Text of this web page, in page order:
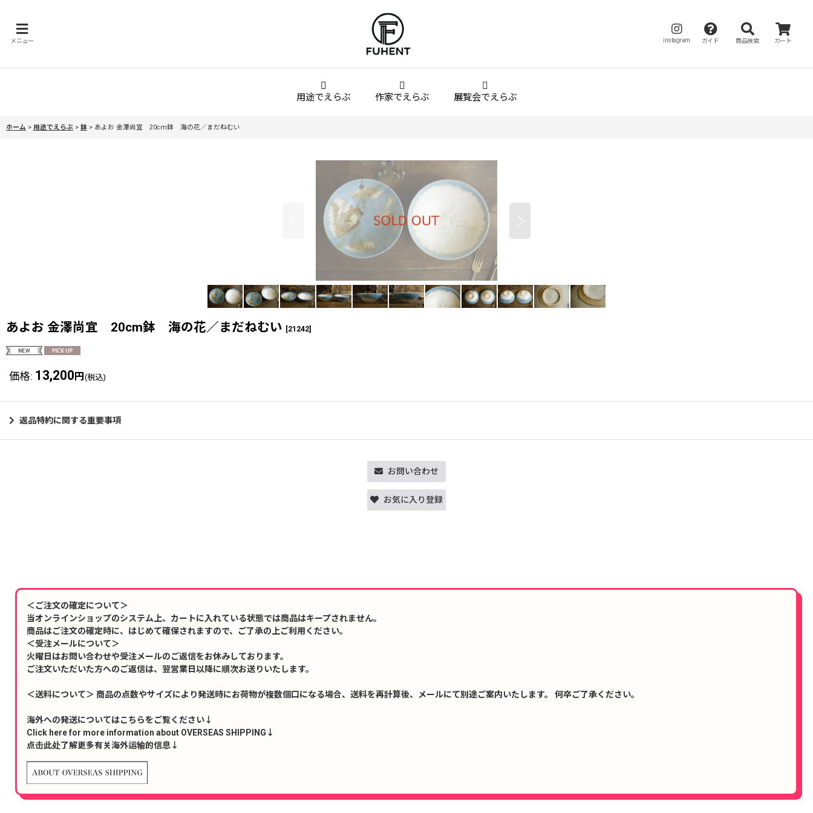
メニュー instagram ガイド 商品検索 カート
用途でえらぶ 作家でえらぶ 展覧会でえらぶ
ホーム > 用途でえらぶ > 鉢 > あよお 金澤尚宜 20cm鉢 海の花／まだねむい
あよお 金澤尚宜 20cm鉢 海の花／まだねむい [21242]
価格: 13,200 円 (税込)
返品特約に関する重要事項
お問い合わせ
お気に入り登録
＜ご注文の確定について＞
当オンラインショップのシステム上、カートに入れている状態では商品はキープされません。
商品はご注文の確定時に、はじめて確保されますので、ご了承の上ご利用ください。
＜受注メールについて＞
火曜日はお問い合わせや受注メールのご返信をお休みしております。
ご注文いただいた方へのご返信は、翌営業日以降に順次お送りいたします。
＜送料について＞ 商品の点数やサイズにより発送時にお荷物が複数個口になる場合、送料を再計算後、メールにて別途ご案内いたします。 何卒ご了承ください。
海外への発送についてはこちらをご覧ください↓
Click here for more information about OVERSEAS SHIPPING↓
点击此处了解更多有关海外运输的信息↓